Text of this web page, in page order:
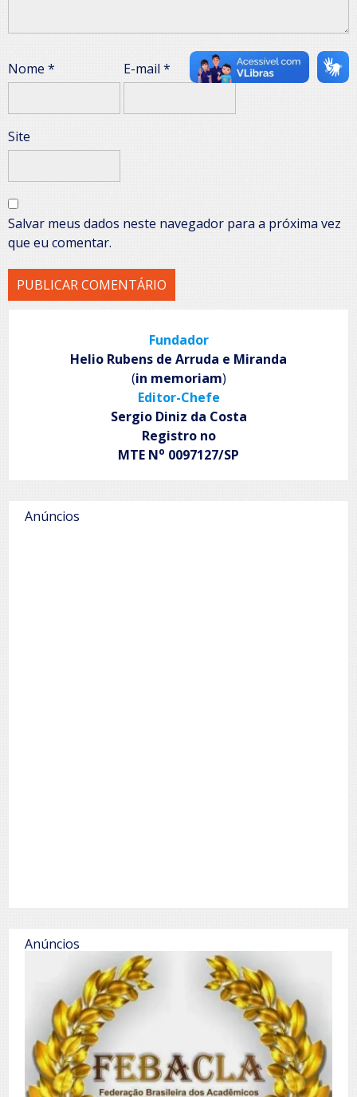
Nome * E-mail *
Site
Salvar meus dados neste navegador para a próxima vez
que eu comentar.
Fundador
Helio Rubens de Arruda e Miranda
(in memoriam)
Editor-Chefe
Sergio Diniz da Costa
Registro no
MTE No 0097127/SP
Anúncios
Anúncios